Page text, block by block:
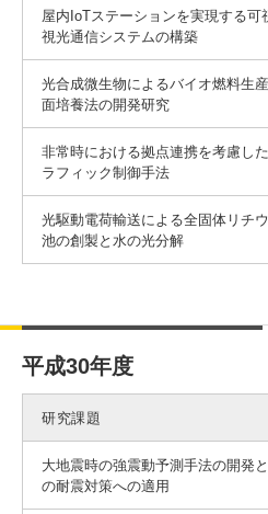
屋内IoTステーションを実現する可
視光通信システムの構築
光合成微生物によるバイオ燃料生
面培養法の開発研究
非常時における拠点連携を考慮し
ラフィック制御手法
光駆動電荷輸送による全固体リチ
池の創製と水の光分解
平成30年度
研究課題
大地震時の強震動予測手法の開発
の耐震対策への適用